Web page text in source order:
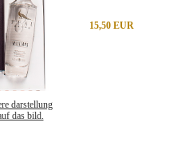
darstellung
das bild.
15,50 EUR